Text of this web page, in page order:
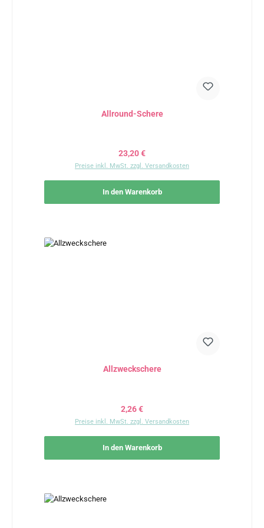
Allround-Schere
Regulärer Preis:
23,20 €
Preise inkl. MwSt. zzgl. Versandkosten
In den Warenkorb
Allzweckschere
Regulärer Preis:
2,26 €
Preise inkl. MwSt. zzgl. Versandkosten
In den Warenkorb